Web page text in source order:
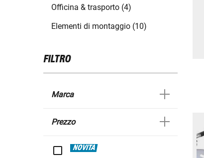
Officina & trasporto (4)
Elementi di montaggio (10)
FILTRO
Marca
Prezzo
NOVITÀ